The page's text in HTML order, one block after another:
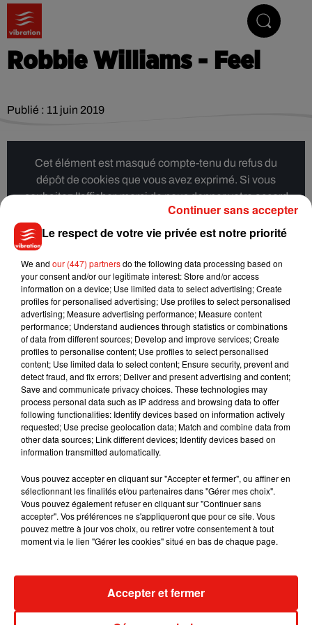
Robbie Williams - Feel
Publié : 11 juin 2019
Cet élément est masqué compte-tenu du refus du
dépôt de cookies que vous avez exprimé. Si vous
souhaitez l'afficher, merci de nous donner votre accord
en cliquant sur le bouton ci-dessous.
Musique
5 août 2026
Benny Blanco invite Selena Gomez et
Becky G sur son nouveau single
4 août 2026
Tiny Desk
live session
Le respect de votre vie privée est notre priorité
We and our (447) partnersdo the following data processing based on
your consent and/or our legitimate interest: Store and/or access
information on a device; Use limited data to select advertising; Create
profiles for personalised advertising; Use profiles to select personalised
advertising; Measure advertising performance; Measure content
performance; Understand audiences through statistics or combinations
of data from different sources; Develop and improve services; Create
profiles to personalise content; Use profiles to select personalised
content; Use limited data to select content; Ensure security, prevent and
detect fraud, and fix errors; Deliver and present advertising and content;
Save and communicate privacy choices. These technologies may
process personal data such as IP address and browsing data to offer
following functionalities: Identify devices based on information actively
requested; Use precise geolocation data; Match and combine data from
other data sources; Link different devices; Identify devices based on
information transmitted automatically.
Vous pouvez accepter en cliquant sur "Accepter et fermer", ou affiner en
sélectionnant les finalités et/ou partenaires dans "Gérer mes choix".
Vous pouvez également refuser en cliquant sur "Continuer sans
accepter". Vos préférences ne s'appliqueront que pour ce site. Vous
pouvez mettre à jour vos choix, ou retirer votre consentement à tout
moment via le lien "Gérer les cookies" situé en bas de chaque page.
Accepter et fermer
Continuer sans accepter